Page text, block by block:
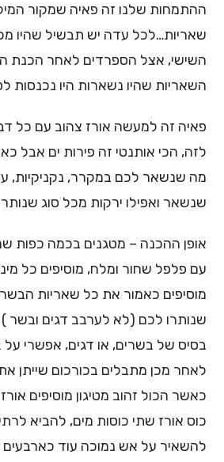
ההתמחות שלנו זה פאיה שמקור
שאריות…לכל עדה יש תבשיל שהיו
השישי, אצל הספרדים לאחר הכנת
השאריות שהיו נשארות היו נכנסות
פאיה זה למעשה אורז צהוב עם כל
לזה, הכי אותנטי זה פירות ים אבל
מה שנשאר לכם במקרר, נקניקיות,
שנשאר ואפילו ירקות מכל סוג
אופן ההכנה – מטגנים בכמה כפות
עם פלפל שחור ומלח, מוסיפים כל
מוסיפים כאמור את כל שאריות
שנותרו לכם (לא לערבב דגים ובשר
בסיס של בשרים, או דגים, אפשרי על
לאחר מכן מתבלים בכורכום שייתן
כאשר הכול זהוב מטיגון מוסיפים
כוס אורז שתי כוסות מים, להביא
להשאיר על אש נמוכה עוד כארבעים